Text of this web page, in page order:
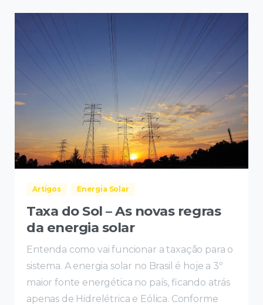
Artigos Energia Solar
Taxa do Sol – As novas regras
da energia solar
Entenda como vai funcionar a taxação para o
sistema. A energia solar no Brasil é hoje a 3º
maior fonte energética no país, ficando atrás
apenas de Hidrelétrica e Eólica. Conforme